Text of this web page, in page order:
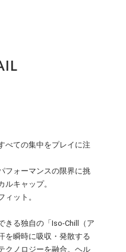
べての集中をプレイに注
フォーマンスの限界に挑
キャップ。
ィット。
きる独自の「Iso-Chill（ア
を瞬時に吸収・発散する
クノロジーを融合。ヘル